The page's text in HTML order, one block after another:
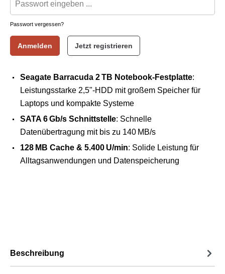
Passwort vergessen?
Anmelden Jetzt registrieren
Seagate Barracuda 2 TB Notebook-Festplatte:
Leistungsstarke 2,5"-HDD mit großem Speicher für
Laptops und kompakte Systeme
SATA 6 Gb/s Schnittstelle: Schnelle
Datenübertragung mit bis zu 140 MB/s
128 MB Cache & 5.400 U/min: Solide Leistung für
Alltagsanwendungen und Datenspeicherung
Beschreibung